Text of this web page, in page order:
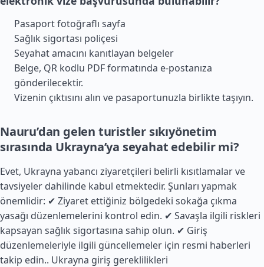
Pasaport fotoğraflı sayfa
Sağlık sigortası poliçesi
Seyahat amacını kanıtlayan belgeler
Belge, QR kodlu PDF formatında e-postanıza
gönderilecektir.
Vizenin çıktısını alın ve pasaportunuzla birlikte taşıyın.
Nauru’dan gelen turistler sıkıyönetim
sırasında Ukrayna’ya seyahat edebilir mi?
Evet, Ukrayna yabancı ziyaretçileri belirli kısıtlamalar ve
tavsiyeler dahilinde kabul etmektedir. Şunları yapmak
önemlidir: ✔ Ziyaret ettiğiniz bölgedeki sokağa çıkma
yasağı düzenlemelerini kontrol edin. ✔ Savaşla ilgili riskleri
kapsayan sağlık sigortasına sahip olun. ✔ Giriş
düzenlemeleriyle ilgili güncellemeler için resmi haberleri
takip edin.. Ukrayna giriş gereklilikleri